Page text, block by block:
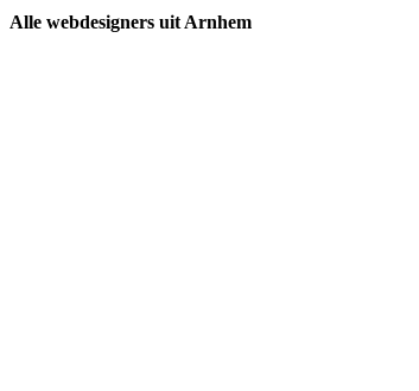
Alle webdesigners uit Arnhem